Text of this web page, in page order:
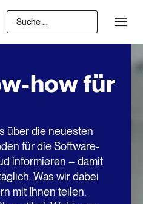
how für
über die neuesten
für die Software-
informieren – damit
Was wir dabei
mit Ihnen teilen.